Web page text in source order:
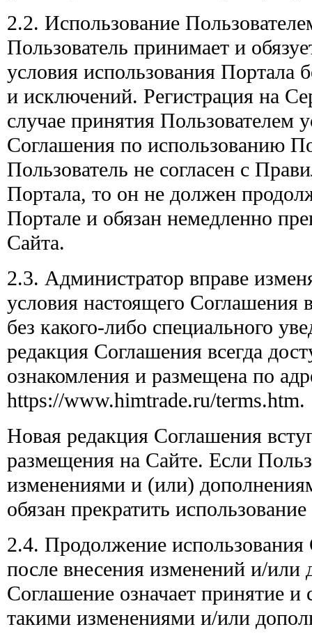
2.2. Использование
Пользователь принимает и
условия использования Портала
и исключений. Регистрация на
случае принятия Пользователем
Соглашения по использованию
Пользователь не согласен с
Портала, то он не должен
Портале и обязан немедленно
Сайта.
2.3. Администратор вправе
условия настоящего Соглашения
без какого-либо специального
редакция Соглашения всегда
ознакомления и размещена по
https://www.himtrade.ru/terms.htm.
Новая редакция Соглашения
размещения на Сайте. Если
изменениями и (или)
обязан прекратить
2.4. Продолжение использования
после внесения изменений и/или
Соглашение означает принятие и
такими изменениями и/или